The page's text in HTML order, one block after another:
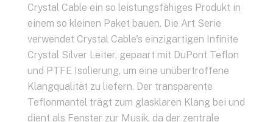
Crystal Cable ein so leistungsfähiges Produkt in
einem so kleinen Paket bauen. Die Art Serie
verwendet Crystal Cable's einzigartigen Infinite
Crystal Silver Leiter, gepaart mit DuPont Teflon
und PTFE Isolierung, um eine unübertroffene
Klangqualität zu liefern. Der transparente
Teflonmantel trägt zum glasklaren Klang bei und
dient als Fenster zur Musik, da der zentrale